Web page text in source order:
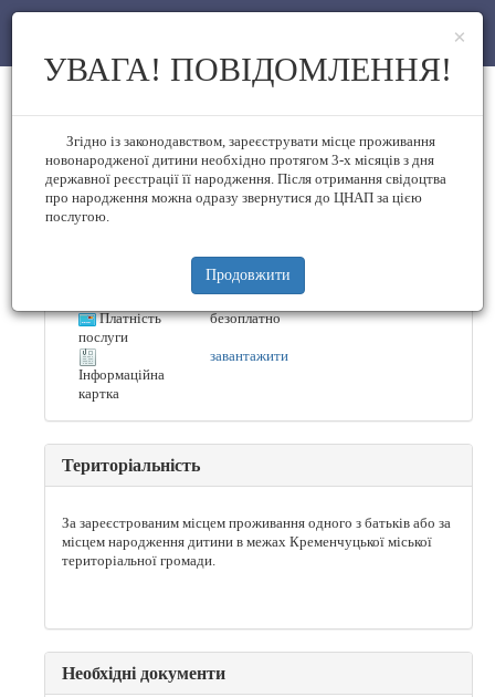
×
УВАГА! ПОВІДОМЛЕННЯ!
Згідно із законодавством, зареєструвати місце проживання
новонародженої дитини необхідно протягом 3-х місяців з дня
державної реєстрації її народження. Після отримання свідоцтва
про народження можна одразу звернутися до ЦНАП за цією
послугою.
Продовжити
Опис послуги
Код
42-07
Назва
Комплексна електронна публічна
послуга “єМалятко”
Суб'єкт
Протягом 1 робочого дня, до 30
календарних днів - у разі подання
заяви на допомогу при народженні
Платність
послуги
безоплатно
Інформаційна
картка
завантажити
Територіальність
За зареєстрованим місцем проживання одного з батьків або за
місцем народження дитини в межах Кременчуцької міської
територіальної громади.
Необхідні документи